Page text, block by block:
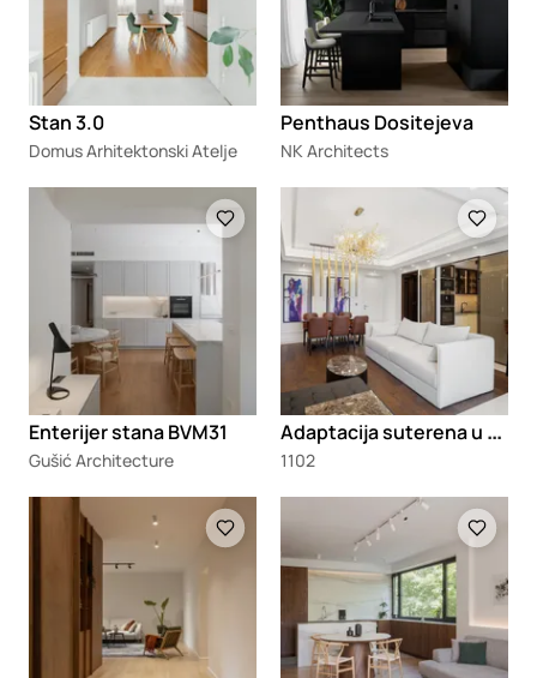
Stan 3.0
Domus Arhitektonski Atelje
Penthaus Dositejeva
NK Architects
Loading
Enterijer stana BVM31
Gušić Architecture
A
daptacija suterena u komforan stan za dvoje
1102
Loading